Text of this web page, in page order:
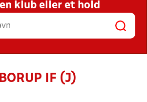
RESULTATER, KLUBBER OG
HOLD
en klub eller et hold
BORUP IF (J)